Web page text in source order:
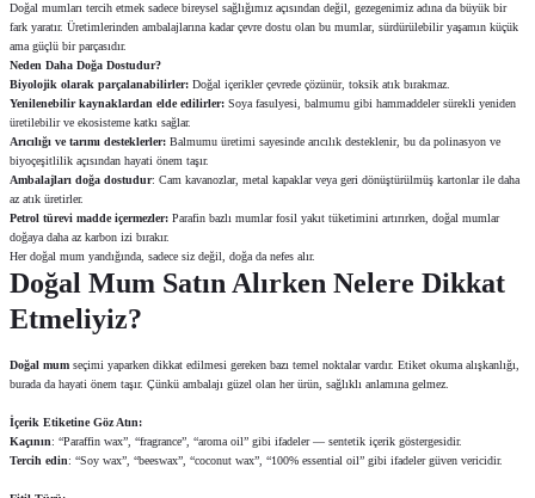
Doğal mumları tercih etmek sadece bireysel sağlığımız açısından değil, gezegenimiz adına da büyük bir
fark yaratır. Üretimlerinden ambalajlarına kadar çevre dostu olan bu mumlar, sürdürülebilir yaşamın küçük
ama güçlü bir parçasıdır.
Neden Daha Doğa Dostudur?
Biyolojik olarak parçalanabilirler: Doğal içerikler çevrede çözünür, toksik atık bırakmaz.
Yenilenebilir kaynaklardan elde edilirler: Soya fasulyesi, balmumu gibi hammaddeler sürekli yeniden
üretilebilir ve ekosisteme katkı sağlar.
Arıcılığı ve tarımı desteklerler: Balmumu üretimi sayesinde arıcılık desteklenir, bu da polinasyon ve
biyoçeşitlilik açısından hayati önem taşır.
Ambalajları doğa dostudur: Cam kavanozlar, metal kapaklar veya geri dönüştürülmüş kartonlar ile daha
az atık üretirler.
Petrol türevi madde içermezler: Parafin bazlı mumlar fosil yakıt tüketimini artırırken, doğal mumlar
doğaya daha az karbon izi bırakır.
Her doğal mum yandığında, sadece siz değil, doğa da nefes alır.
Doğal Mum Satın Alırken Nelere Dikkat
Etmeliyiz?
Doğal mum seçimi yaparken dikkat edilmesi gereken bazı temel noktalar vardır. Etiket okuma alışkanlığı,
burada da hayati önem taşır. Çünkü ambalajı güzel olan her ürün, sağlıklı anlamına gelmez.
İçerik Etiketine Göz Atın:
Kaçının: “Paraffin wax”, “fragrance”, “aroma oil” gibi ifadeler — sentetik içerik göstergesidir.
Tercih edin: “Soy wax”, “beeswax”, “coconut wax”, “100% essential oil” gibi ifadeler güven vericidir.